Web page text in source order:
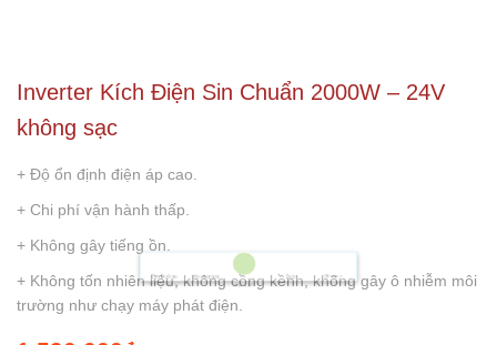
Đến Công Ty
Gọi điện
Inverter Kích Điện Sin Chuẩn 2000W – 24V
không sạc
+ Độ ổn định điện áp cao.
+ Chi phí vận hành thấp.
+ Không gây tiếng ồn.
+ Không tốn nhiên liệu, không cồng kềnh, không gây ô nhiễm môi
trường như chạy máy phát điện.